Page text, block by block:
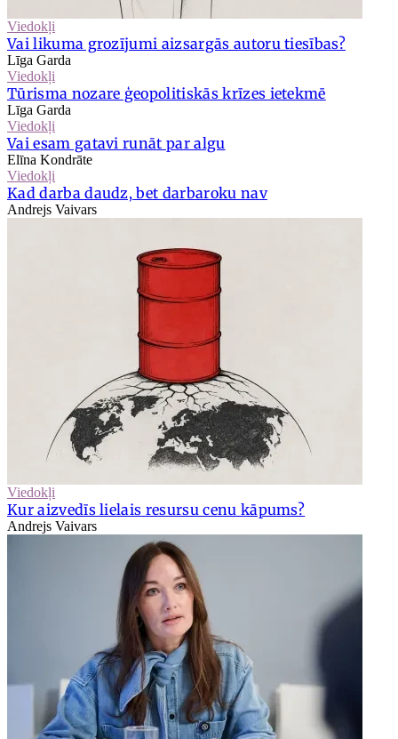
Viedokļi
Vai likuma grozījumi aizsargās autoru tiesības?
Līga Garda
Viedokļi
Tūrisma nozare ģeopolitiskās krīzes ietekmē
Līga Garda
Viedokļi
Vai esam gatavi runāt par algu
Elīna Kondrāte
Viedokļi
Kad darba daudz, bet darbaroku nav
Andrejs Vaivars
Viedokļi
Kur aizvedīs lielais resursu cenu kāpums?
Andrejs Vaivars